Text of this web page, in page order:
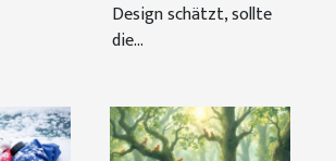
Design schätzt, sollte
die...